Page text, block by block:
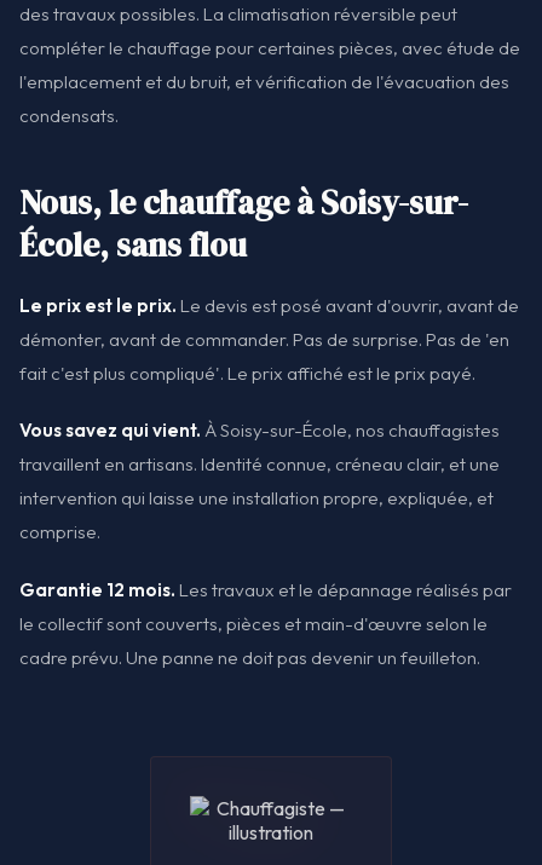
des travaux possibles. La climatisation réversible peut
compléter le chauffage pour certaines pièces, avec étude de
l'emplacement et du bruit, et vérification de l'évacuation des
condensats.
Nous, le chauffage à Soisy-sur-
École, sans flou
Le prix est le prix. Le devis est posé avant d'ouvrir, avant de
démonter, avant de commander. Pas de surprise. Pas de 'en
fait c'est plus compliqué'. Le prix affiché est le prix payé.
Vous savez qui vient. À Soisy-sur-École, nos chauffagistes
travaillent en artisans. Identité connue, créneau clair, et une
intervention qui laisse une installation propre, expliquée, et
comprise.
Garantie 12 mois. Les travaux et le dépannage réalisés par
le collectif sont couverts, pièces et main-d'œuvre selon le
cadre prévu. Une panne ne doit pas devenir un feuilleton.